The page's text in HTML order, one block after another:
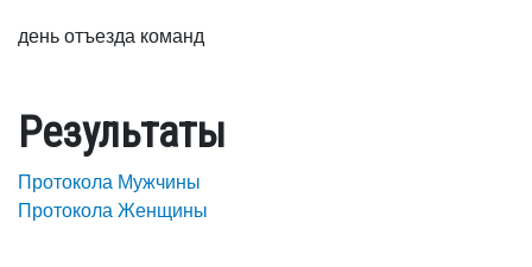
день отъезда команд
Результаты
Протокола Мужчины
Протокола Женщины